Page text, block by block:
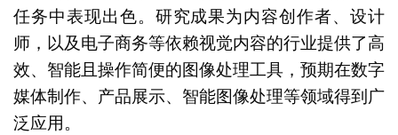
任务中表现出色。研究成果为内容创作者、设计
师，以及电子商务等依赖视觉内容的行业提供了高
效、智能且操作简便的图像处理工具，预期在数字
媒体制作、产品展示、智能图像处理等领域得到广
泛应用。